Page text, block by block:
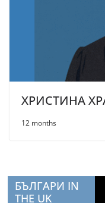
ХРИСТИНА
12 months
БЪЛГАРИ IN
THE UK